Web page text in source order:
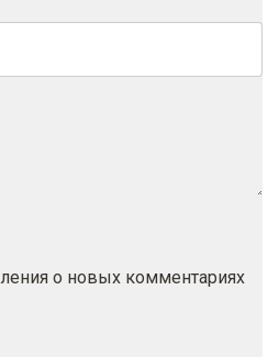
о новых комментариях